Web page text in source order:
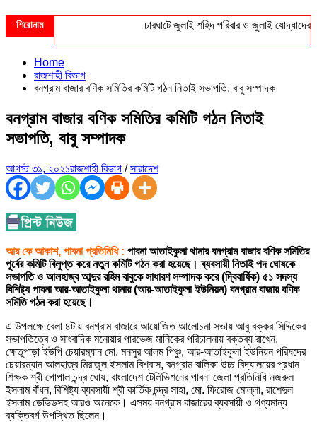
শিরোনাম চারঘাটে জুলাই শহিদ পরিবার ও জুলাই যোদ্ধাদের
Home
রাজশাহী বিভাগ
বনগ্রাম বাজার বণিক সমিতির কমিটি গঠন নিতাই সভাপতি, বাবু সম্পাদক
বনগ্রাম বাজার বণিক সমিতির কমিটি গঠন নিতাই
সভাপতি, বাবু সম্পাদক
আগস্ট ৩১, ২০২১রাজশাহী বিভাগ /সারাদেশ
আর কে আকাশ, পাবনা প্রতিনিধি : পাবনা আতাইকুলা থানার বনগ্রাম বাজার বণিক সমিতির
পূর্বের কমিটি বিলুপ্ত করে নতুন কমিটি গঠন করা হয়েছে। ব্যবসায়ী নিতাই পদ ঘোষকে
সভাপতি ও আলহাজ্ব আব্দুর রহিম বাবুকে সাধারণ সম্পাদক করে (দ্বিবার্ষিক) ৫১ সদস্য
বিশিষ্ট্য পাবনা আর-আতাইকুলা থানার (আর-আতাইকুলা ইউনিয়ন) বনগ্রাম বাজার বণিক
সমিতি গঠন করা হয়েছে।
এ উপলক্ষে বেলা ৪টায় বনগ্রাম বাজারে আয়োজিত আলোচনা সভায় আবু বক্কর সিদ্দিকের
সভাপতিত্বে ও সাংবাদিক মনোয়ার পারভেজ মানিকের পরিচালনায় বক্তব্য রাখেন,
ক্ষেতুপাড়া ইউপি চেয়ারম্যান মো. মনসুর আলম পিঞ্চু, আর-আতাইকুলা ইউনিয়ন পরিষদের
চেয়ারম্যান আলহাজ্ব মিরাজুল ইসলাম বিশ্বাস, বনগ্রাম বালিকা উচ্চ বিদ্যালয়ের প্রধান
শিক্ষক শ্রী গোপাল চন্দ্র ঘোষ, বাংলাদেশ টেলিভিশনের পাবনা জেলা প্রতিনিধি নজরুল
ইসলাম বাঁধন, বিশিষ্ট্য ব্যবসায়ী শ্রী কার্তিক চন্দ্র সাহা, মো. ফিরোজ মোল্লা, রাশেদুল
ইসলাম ডেভিডসহ আরও অনেকে। এসময় বনগ্রাম বাজারের ব্যবসায়ী ও গণ্যমান্য
ব্যক্তিবর্গ উপস্থিত ছিলেন।